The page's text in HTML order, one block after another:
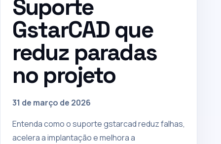
Suporte
GstarCAD que
reduz paradas
no projeto
31 de março de 2026
Entenda como o suporte gstarcad reduz falhas,
acelera a implantação e melhora a